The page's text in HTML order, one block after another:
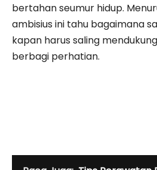
bertahan seumur hidup.
ambisius ini tahu bagaimana
kapan harus saling
berbagi perhatian.